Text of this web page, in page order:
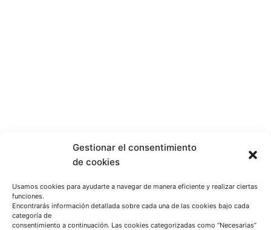
Gestionar el consentimiento
de cookies
Usamos cookies para ayudarte a navegar de manera eficiente y realizar ciertas
funciones.
Encontrarás información detallada sobre cada una de las cookies bajo cada
categoría de
consentimiento a continuación. Las cookies categorizadas como “Necesarias”